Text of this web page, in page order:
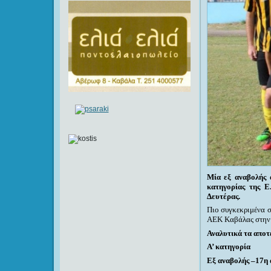
Μία εξ αναβολής
κατηγορίας της
Δευτέρας.
Πιο συγκεκριμένα
ΑΕΚ Καβάλας στην
Αναλυτικά τα
Α’ κατηγορία
Εξ αναβολής–17η